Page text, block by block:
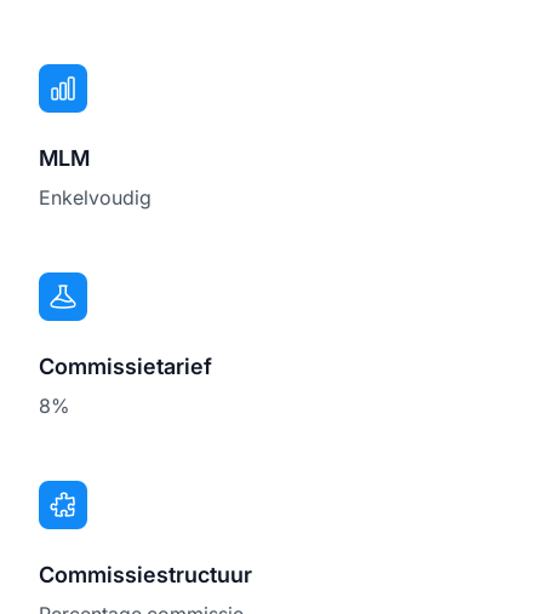
MLM
Enkelvoudig
Commissietarief
8%
Commissiestructuur